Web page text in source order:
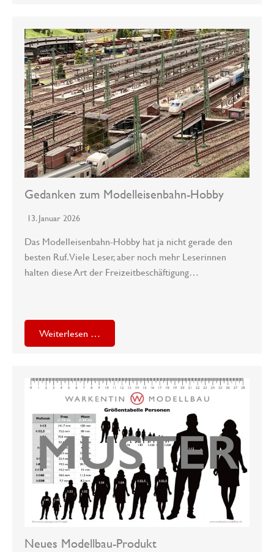
Gedanken zum Modelleisenbahn-Hobby
13. Januar 2026
Das Modelleisenbahn-Hobby hat ja nicht gerade den
besten Ruf. Viele Leser, aber noch mehr Leserinnen
halten diese Art der Freizeitbeschäftigung…
Weiterlesen …
Neues Modellbau-Produkt